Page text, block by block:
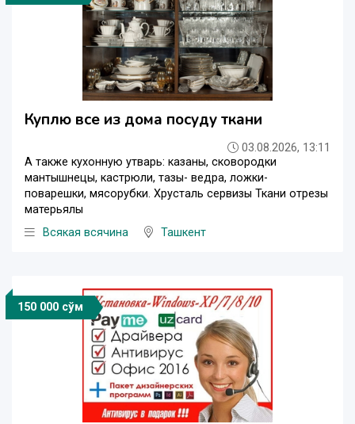
Куплю все из дома посуду ткани
03.08.2026, 13:11
А также кухонную утварь: казаны, сковородки
мантышнецы, кастрюли, тазы- ведра, ложки-
поварешки, мясорубки. Хрусталь сервизы Ткани отрезы
матерьялы
Всякая всячина
Ташкент
150 000 сўм